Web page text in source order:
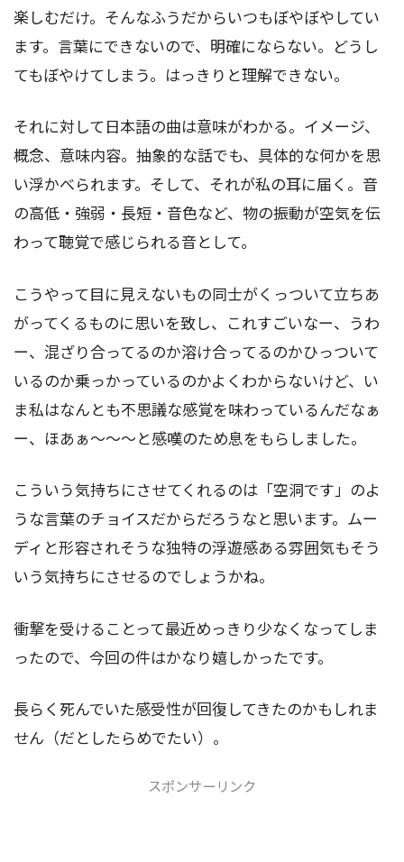
楽しむだけ。そんなふうだからいつもぼやぼやしてい
ます。言葉にできないので、明確にならない。どうし
てもぼやけてしまう。はっきりと理解できない。
それに対して日本語の曲は意味がわかる。イメージ、
概念、意味内容。抽象的な話でも、具体的な何かを思
い浮かべられます。そして、それが私の耳に届く。音
の高低・強弱・長短・音色など、物の振動が空気を伝
わって聴覚で感じられる音として。
こうやって目に見えないもの同士がくっついて立ちあ
がってくるものに思いを致し、これすごいなー、うわ
ー、混ざり合ってるのか溶け合ってるのかひっついて
いるのか乗っかっているのかよくわからないけど、い
ま私はなんとも不思議な感覚を味わっているんだなぁ
ー、ほあぁ～～～と感嘆のため息をもらしました。
こういう気持ちにさせてくれるのは「空洞です」のよ
うな言葉のチョイスだからだろうなと思います。ムー
ディと形容されそうな独特の浮遊感ある雰囲気もそう
いう気持ちにさせるのでしょうかね。
衝撃を受けることって最近めっきり少なくなってしま
ったので、今回の件はかなり嬉しかったです。
長らく死んでいた感受性が回復してきたのかもしれま
せん（だとしたらめでたい）。
スポンサーリンク